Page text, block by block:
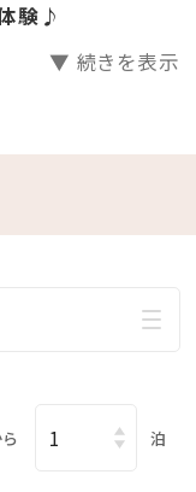
｡. .｡.:*･☆ﾟ･*:.｡.
ライベートビーチ
のファミリーに
きる広々空間。
験♪
▼ 続きを表示
泊